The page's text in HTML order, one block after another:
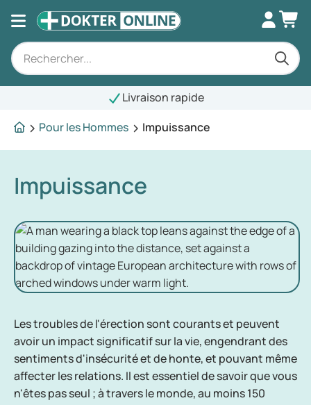
Livraison rapide
Pour les Hommes
Impuissance
Impuissance
Les troubles de l'érection sont courants et peuvent
avoir un impact significatif sur la vie, engendrant des
sentiments d'insécurité et de honte, et pouvant même
affecter les relations. Il est essentiel de savoir que vous
n'êtes pas seul ; à travers le monde, au moins 150